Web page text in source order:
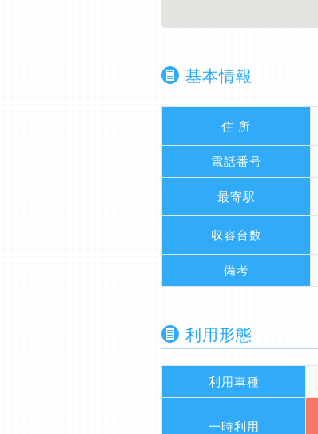
基本情報
住 所
電話番号
最寄駅
収容台数
備考
利用形態
利用車種
一時利用